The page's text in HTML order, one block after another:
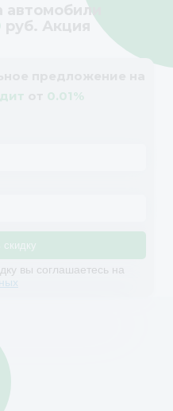
предложение на
0.01%
скидку
вы соглашаетесь на